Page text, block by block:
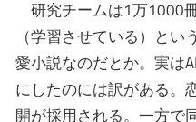
研究チームは1万1000
（学習させている）と
愛小説なのだとか。実は
にしたのには訳がある。
開が採用される。一方で